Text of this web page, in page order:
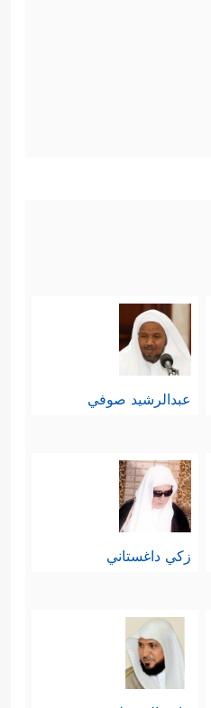
عبدالرشيد صوفي
زكي داغستاني